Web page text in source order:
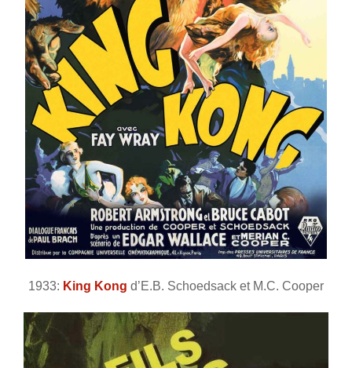
1933: King Kong d’E.B. Schoedsack et M.C. Cooper